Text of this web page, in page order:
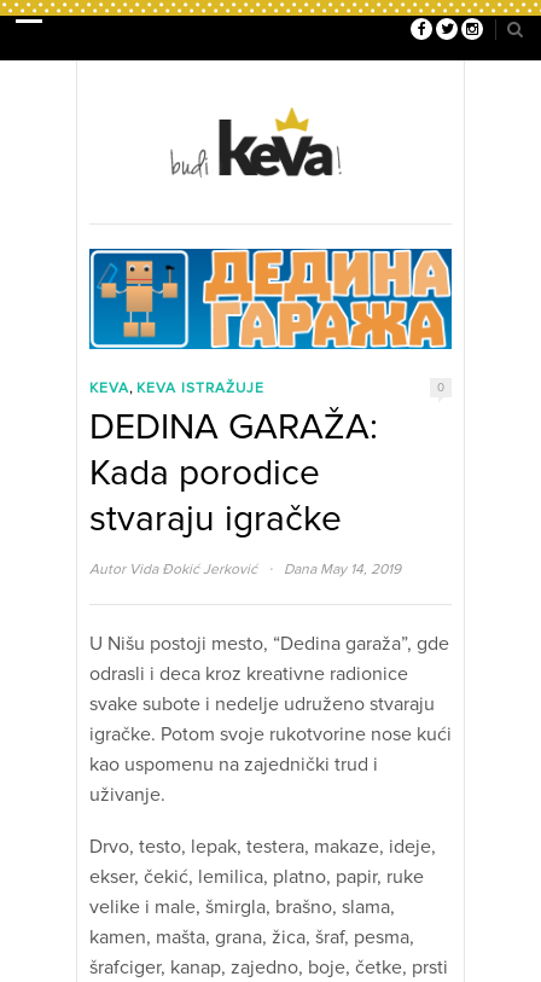
KEVA, KEVA ISTRAŽUJE 0
DEDINA GARAŽA:
Kada porodice
stvaraju igračke
Autor Vida Đokić Jerković · Dana May 14, 2019
U Nišu postoji mesto, “Dedina garaža”, gde
odrasli i deca kroz kreativne radionice
svake subote i nedelje udruženo stvaraju
igračke. Potom svoje rukotvorine nose kući
kao uspomenu na zajednički trud i
uživanje.
Drvo, testo, lepak, testera, makaze, ideje,
ekser, čekić, lemilica, platno, papir, ruke
velike i male, šmirgla, brašno, slama,
kamen, mašta, grana, žica, šraf, pesma,
šrafciger, kanap, zajedno, boje, četke, prsti